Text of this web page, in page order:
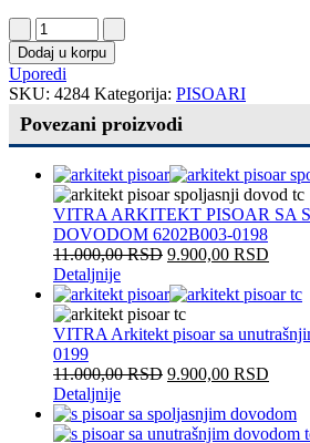
Dodaj u korpu
Uporedi
SKU: 4284 Kategorija: PISOARI
Povezani proizvodi
VITRA ARKITEKT PISOAR SA
DOVODOM 6202B003-0198
11.000,00RSD 9.900,00 RSD
Detaljnije
VITRA Arkitekt pisoar sa
0199
11.000,00RSD 9.900,00 RSD
Detaljnije